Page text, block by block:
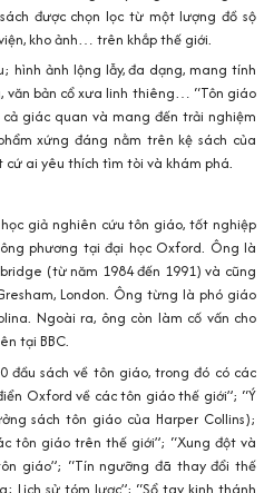
kho ảnh… trên khắp thế giới.
ảnh lộng lẫy, đa dạng, mang tính
văn bản cổ xưa linh thiêng… “Tôn giáo
giác quan và mang đến trải nghiệm
xứng đáng nằm trên kệ sách của
ai yêu thích tìm tòi và khám phá.
giả nghiên cứu tôn giáo, tốt nghiệp
phương tại đại học Oxford. Ông là
(từ năm 1984 đến 1991) và cũng
London. Ông từng là phó giáo
Ngoài ra, ông còn làm cố vấn cho
tại BBC.
sách về tôn giáo, trong đó có các
Oxford về các tôn giáo thế giới”; “Ý
sách tôn giáo của Harper Collins);
tôn giáo trên thế giới”; “Xung đột và
giáo”; “Tín ngưỡng đã thay đổi thế
Lịch sử tóm lược”; “Sổ tay kinh thánh